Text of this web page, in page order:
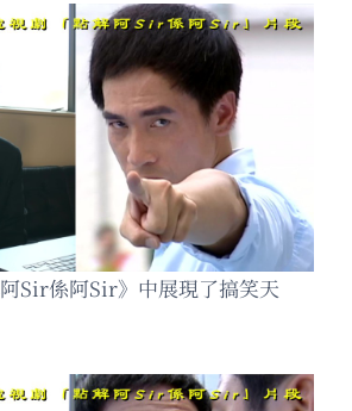
Sir係阿Sir》中展現了搞笑天